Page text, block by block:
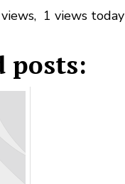
1 views today
posts: